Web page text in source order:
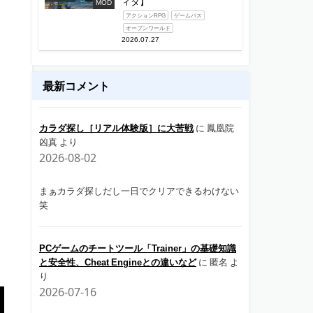
MOD
アクションRPG ゲームパス
オープンワールド
2026.07.27
最新コメント
カラダ探し［リアル体験版］に大苦戦 に
鳳凰院
凶真 より
2026-08-02
まぁカラダ探しだし一日でクリアできるわけない
笑
PCゲームのチートツール「Trainer」の基礎知識
と安全性、Cheat Engineとの違いなどに 匿名 よ
り
2026-07-16